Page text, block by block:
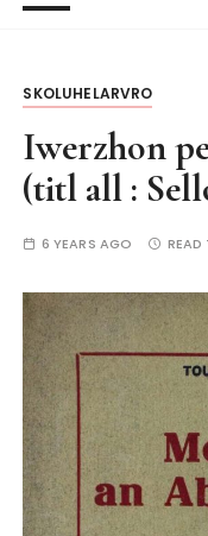
SKOLUHELARVRO
Iwerzhon
(titl all :
6 YEARS AGO